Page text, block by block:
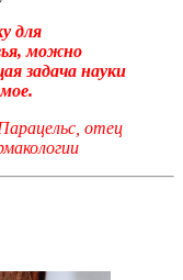
для
можно
задача науки
отец